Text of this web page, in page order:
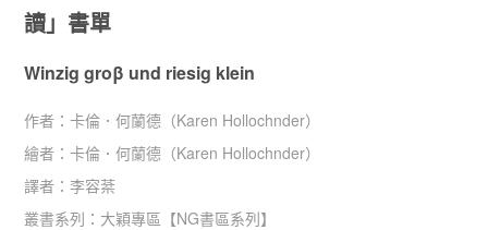
讀」書單
Winzig groβ und riesig klein
作者：卡倫．何蘭德（Karen Hollochnder）
繪者：卡倫．何蘭德（Karen Hollochnder）
譯者：李容棻
叢書系列： 大穎專區 【NG書區系列】